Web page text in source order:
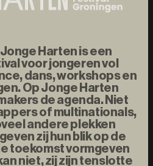
Harten is een
voor jongeren vol
dans, workshops en
Op Jonge Harten
de agenda. Niet
of multinationals,
andere plekken
zij hun blik op de
toekomst vormgeven
niet, zij zijn tenslotte